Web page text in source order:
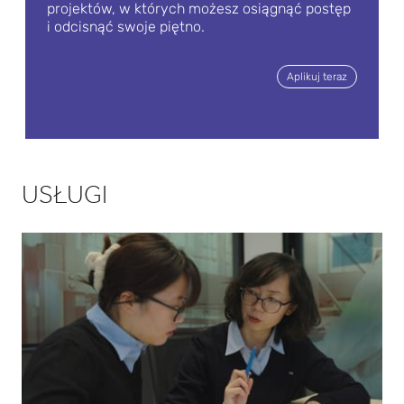
stałyc
projektów, w których możesz osiągnąć postęp
i odcisnąć swoje piętno.
Aplikuj teraz
USŁUGI